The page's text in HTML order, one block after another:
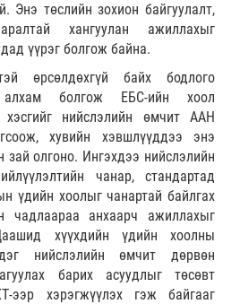
Энэ төслийн зохион байгуулалт,
хангуулан ажиллахыг
үүрэг болгож байна.
өрсөлдөхгүй байх бодлого
болгож ЕБС-ийн хоол
нийслэлийн өмчит ААН
хувийн хэвшлүүддээ энэ
зай олгоно. Ингэхдээ нийслэлийн
чанар, стандартад
үдийн хоолыг чанартай байлгах
чадлаараа анхаарч ажиллахыг
хүүхдийн үдийн хоолны
нийслэлийн өмчит дөрвөн
барих асуудлыг төсөвт
ээр хэрэгжүүлэх гэж байгааг